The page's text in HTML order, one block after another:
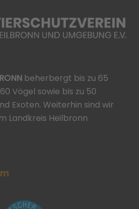
beherbergt bis zu 65
Vögel sowie bis zu 50
Exoten. Weiterhin sind wir
Landkreis Heilbronn